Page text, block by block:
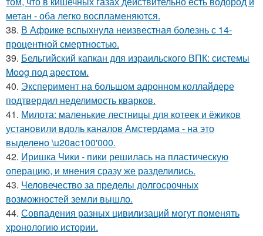
метан - оба легко воспламеняются.
38. В Африке вспыхнула неизвестная болезнь с 14-
процентной смертностью.
39. Бельгийский капкан для израильского ВПК: системы
Moog под арестом.
40. Эксперимент на большом адронном коллайдере
подтвердил неделимость кварков.
41. Милота: маленькие лестницы для котеек и ёжиков
установили вдоль каналов Амстердама - на это
выделено \u20ac100'000.
42. Иришка Чики - пики решилась на пластическую
операцию, и мнения сразу же разделились.
43. Человечество за пределы долгосрочных
возможностей земли вышло.
44. Совпадения разных цивилизаций могут поменять
хронологию истории.